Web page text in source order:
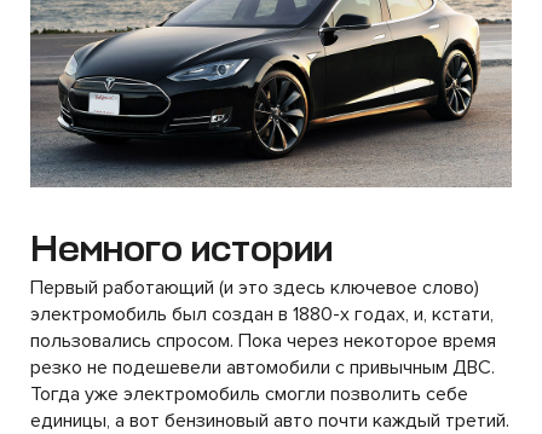
Немного истории
Первый работающий (и это здесь ключевое слово)
электромобиль был создан в 1880-х годах, и, кстати,
пользовались спросом. Пока через некоторое время
резко не подешевели автомобили с привычным ДВС.
Тогда уже электромобиль смогли позволить себе
единицы, а вот бензиновый авто почти каждый третий.